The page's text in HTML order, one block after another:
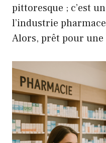
pittoresque ; c’est
l’industrie
Alors, prêt pour une